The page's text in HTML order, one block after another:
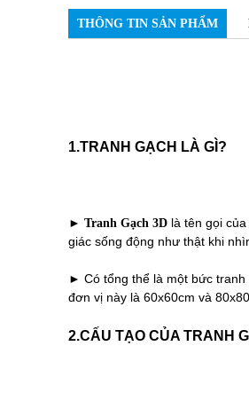
THÔNG TIN SẢN PHẨM
1.TRANH GẠCH LÀ GÌ?
► Tranh Gạch 3D là tên gọi
giác sống động như thật khi
► Có tổng thể là một bức
đơn vị này là 60x60cm và
2.CẤU TẠO CỦA TRANH